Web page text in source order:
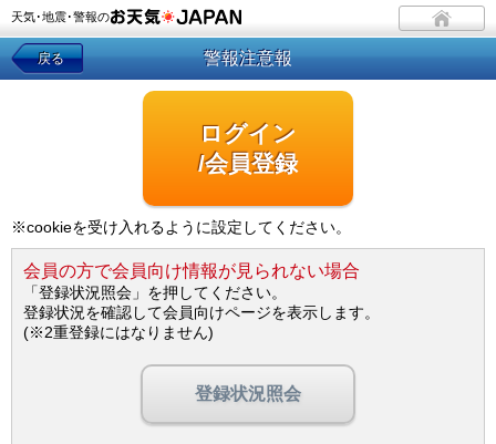
天気･地震･警報の
戻る 警報注意報
ログイン
/会員登録
※cookieを受け入れるように設定してください。
会員の方で会員向け情報が見られない場合
「登録状況照会」を押してください。
登録状況を確認して会員向けページを表示します。
(※2重登録にはなりません)
登録状況照会